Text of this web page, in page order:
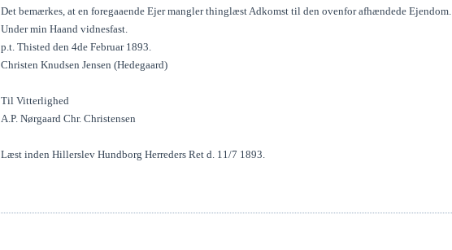
Det bemærkes, at en foregaaende Ejer mangler thinglæst Adkomst til den ovenfor afhændede Ejendom.
Under min Haand vidnesfast.
p.t. Thisted den 4de Februar 1893.
Christen Knudsen Jensen (Hedegaard)
Til Vitterlighed
A.P. Nørgaard Chr. Christensen
Læst inden Hillerslev Hundborg Herreders Ret d. 11/7 1893.